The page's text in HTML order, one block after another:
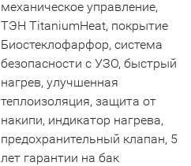
механическое управление,
ТЭН TitaniumHeat, покрытие
Биостеклофарфор, система
безопасности c УЗО, быстрый
нагрев, улучшенная
теплоизоляция, защита от
накипи, индикатор нагрева,
предохранительный клапан, 5
лет гарантии на бак